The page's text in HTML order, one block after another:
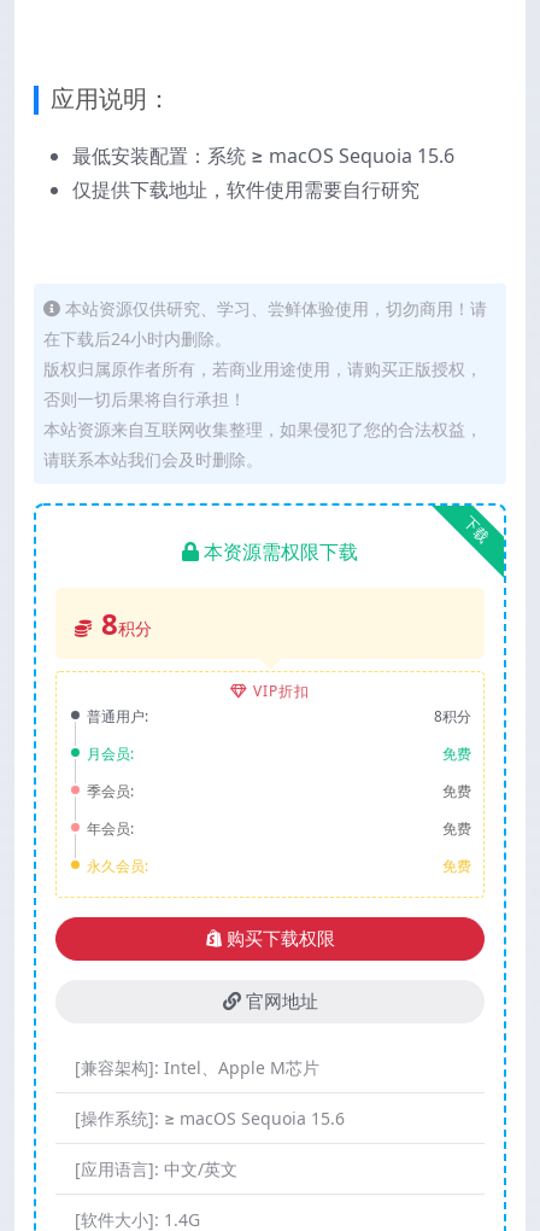
应用说明：
最低安装配置：系统 ≥ macOS Sequoia 15.6
仅提供下载地址，软件使用需要自行研究
本站资源仅供研究、学习、尝鲜体验使用，切勿商用！请
在下载后24小时内删除。
版权归属原作者所有，若商业用途使用，请购买正版授权，
否则一切后果将自行承担！
本站资源来自互联网收集整理，如果侵犯了您的合法权益，
请联系本站我们会及时删除。
下载
本资源需权限下载
8积分
VIP折扣
普通用户:
8积分
月会员:
免费
季会员:
免费
年会员:
免费
永久会员:
免费
购买下载权限
官网地址
[兼容架构]: Intel、Apple M芯片
[操作系统]: ≥ macOS Sequoia 15.6
[应用语言]: 中文/英文
[软件大小]: 1.4G